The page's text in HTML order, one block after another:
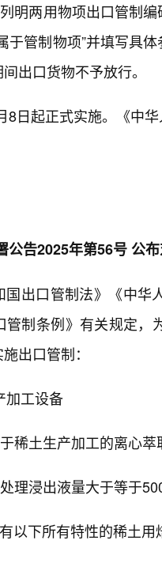
明两用物项出口管制
于管制物项”并填写具
出口货物不予放行。
8日起正式实施。《中
公告2025年第56号 公
国出口管制法》《中
管制条例》有关规定
出口管制：
加工设备
稀土生产加工的离心
处理浸出液量大于等于
以下所有特性的稀土用